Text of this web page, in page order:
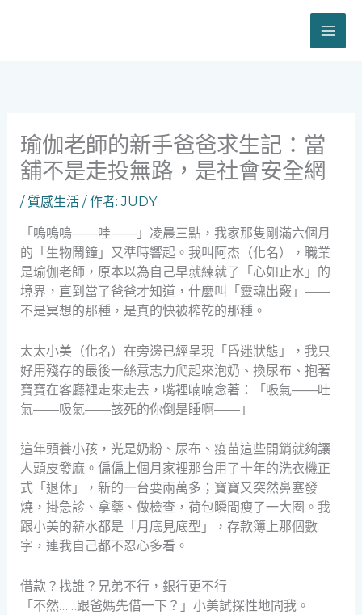
瑜伽老師的新手爸爸求生記：當
舖不是走投無路，是社會安全網
/ 質感生活/ 作者:JUDY
「嗚嗚嗚——哇——」凌晨三點，我家那隻剛滿六個月
的「生物鬧鐘」又準時響起。我叫阿杰（化名），職業
是瑜伽老師，原本以為自己早就練就了「心如止水」的
境界，直到當了爸爸才知道，什麼叫「靈魂出竅」——
不是冥想的那種，是真的快被榨乾的那種。
太太小美（化名）在旁邊已經呈現「昏迷狀態」，我只
好用殘存的最後一絲意志力爬起來泡奶、換尿布、抱著
寶寶在客廳裡走來走去，嘴裡喃喃念著：「吸氣——吐
氣——吸氣——該死的你倒是睡啊——」
這年頭養小孩，光是奶粉、尿布、疫苗這些開銷就夠讓
人頭皮發麻。偏偏上個月家裡那台用了十年的洗衣機正
式「退休」，新的一台要兩萬多；寶寶又突然鼻塞發
燒，掛急診、拿藥、做檢查，荷包瞬間瘦了一大圈。我
跟小美的薪水都是「月底見底型」，存款簿上那個數
字，連我自己都不忍心多看。
借款？找誰？兄弟不行，銀行更不行
「不然……跟爸媽先借一下？」小美試探性地問我。